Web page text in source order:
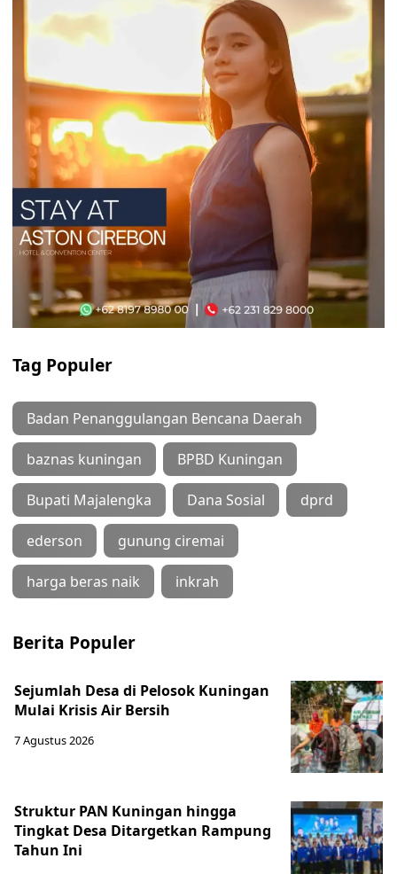
Tag Populer
Badan Penanggulangan Bencana Daerah
baznas kuningan BPBD Kuningan
Bupati Majalengka Dana Sosial dprd
ederson gunung ciremai
harga beras naik inkrah
Berita Populer
Sejumlah Desa di Pelosok Kuningan
Mulai Krisis Air Bersih
7 Agustus 2026
Struktur PAN Kuningan hingga
Tingkat Desa Ditargetkan Rampung
Tahun Ini